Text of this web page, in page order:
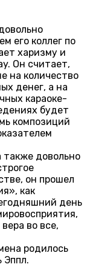
его коллег по
харизму и
Он считает,
на количество
денег, а на
караоке-
будет
композиций
довольно
он прошел
как
день
во все,
родилось
Эппл.